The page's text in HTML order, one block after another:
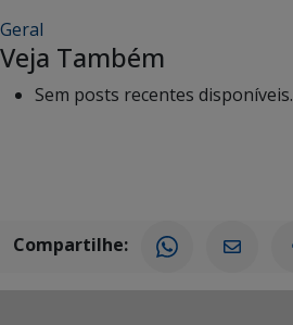
Geral
Veja Também
Sem posts recentes disponíveis.
Compartilhe: